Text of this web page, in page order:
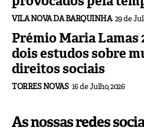
VILA NOVA DA BARQUINHA 29 de
Prémio Maria Lamas
dois estudos sobre
direitos sociais
TORRES NOVAS 16 de Julho, 2026
As nossas redes